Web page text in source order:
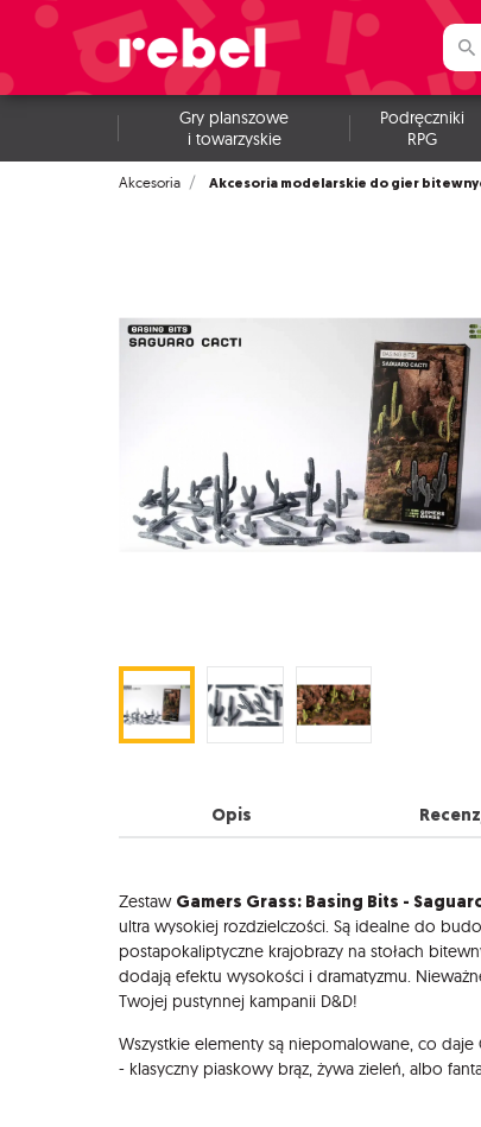
Gry planszowe
i towarzyskie
Podręczniki
RPG
Akcesoria Akcesoria modelarskie do gier
Opis
Opis
Zestaw Gamers Grass: Basing Bits -
ultra wysokiej rozdzielczości. Są idealne do
postapokaliptyczne krajobrazy na stołach
dodają efektu wysokości i dramatyzmu.
Twojej pustynnej kampanii D&D!
Wszystkie elementy są niepomalowane, co
- klasyczny piaskowy brąz, żywa zieleń, albo